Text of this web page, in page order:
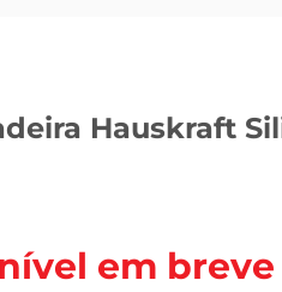
Hauskraft
em breve